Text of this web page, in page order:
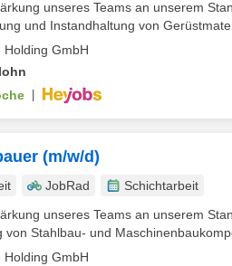
unseres Teams an unserem
und Instandhaltung von
Holding GmbH
(m/w/d)
JobRad
Schichtarbeit
unseres Teams an unserem
von Stahlbau- und
Holding GmbH